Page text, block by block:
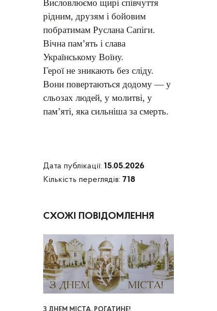
Висловлюємо щирі співчуття
рідним, друзям і бойовим
побратимам Руслана Сапіги.
Вічна пам’ять і слава
Українському Воїну.
Герої не зникають без сліду.
Вони повертаються додому — у
сльозах людей, у молитві, у
пам’яті, яка сильніша за смерть.
Дата публікації: 15.05.2026
Кількість переглядів: 718
СХОЖІ ПОВІДОМЛЕННЯ